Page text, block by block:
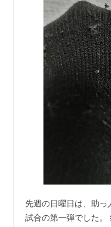
ア
斎
出
発
メ
: 4人クリック:
この商品を含むブログ
関連キーワード
クイズ！ヘキサゴンII
答えは「火」で、
:上地はこの時「さ
:発売当初は島田紳
先週の日曜日は、助
試合の第一弾でした。